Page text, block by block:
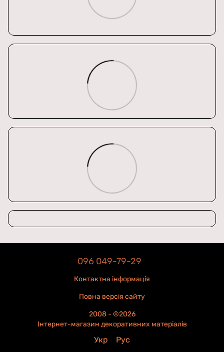
096 049-79-29
Контактна інформація
Повна версія сайту
2008 - ©2026
Інтернет-магазин декоративних матеріалів
Укр Рус